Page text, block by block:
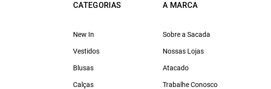
CATEGORIAS
New In
Vestidos
Blusas
Calças
A MARCA
Sobre a Sacada
Nossas Lojas
Atacado
Trabalhe Conosco